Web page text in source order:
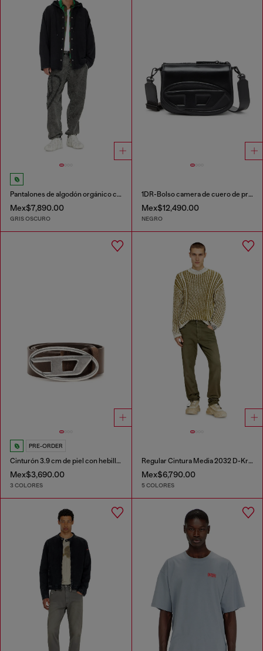
Pantalones de algodón orgánico con parche Oval D
Mex$7,890.00
GRIS OSCURO
1DR-Bolso camera de cuero de primera calidad
Mex$12,490.00
NEGRO
PRE-ORDER
Cinturón 3.9 cm de piel con hebilla en D
Mex$3,690.00
3 COLORES
Regular Cintura Media 2032 D-Krooley-BW Joggjeans®
Mex$6,790.00
5 COLORES